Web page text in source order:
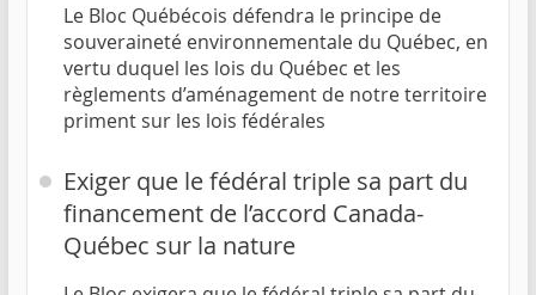
Le Bloc Québécois défendra le principe de
souveraineté environnementale du Québec, en
vertu duquel les lois du Québec et les
règlements d’aménagement de notre territoire
priment sur les lois fédérales
Exiger que le fédéral triple sa part du
financement de l’accord Canada-
Québec sur la nature